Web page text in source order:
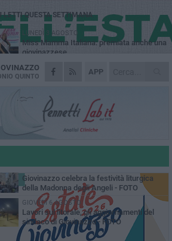
APP
QUINTO
LETTI QUESTA SETTIMANA
LUNEDÌ 3 AGOSTO
Miss Mamma Italiana: premiata anche una
giovinazzese
MARTEDÌ 4 AGOSTO
Liquidi oleosi sul litorale di Giovinazzo,
MERCOLEDÌ 5 AGOSTO
Problemi raccolta plastica in Puglia:
l'assessora Ciliento prova a spegnere le
LUNEDÌ 3 AGOSTO
«Giovinazzo, a che punto siamo?»:
MARTEDÌ 4 AGOSTO
Giovinazzo celebra la festività liturgica
della Madonna degli Angeli - FOTO
GIOVEDÌ 6 AGOSTO
Lavori sul litorale, gli aggiornamenti del
sindaco di Giovinazzo - FOTO